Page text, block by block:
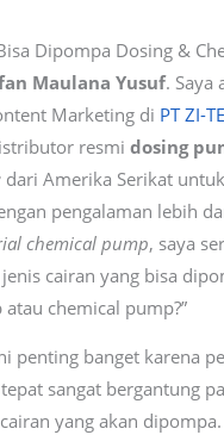
Dipompa Dosing &
Maulana Yusuf. Saya
Marketing di PT ZI-
resmi dosing
dari Amerika Serikat
pengalaman lebih
chemical pump, saya
jenis cairan yang bisa
chemical pump?”
penting banget karena
sangat bergantung
yang akan